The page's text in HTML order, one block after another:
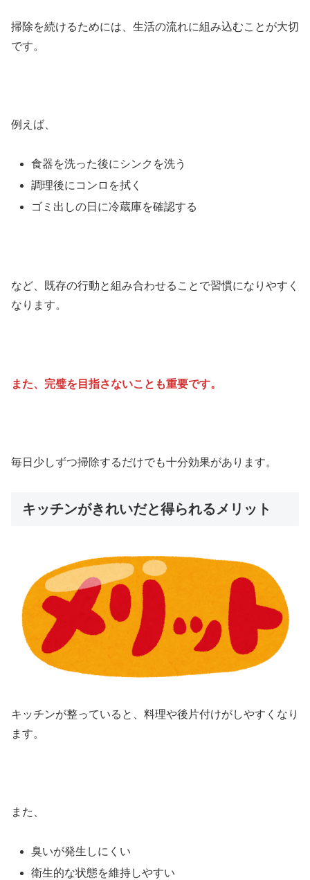
掃除を続けるためには、生活の流れに組み込むことが大切
です。
例えば、
食器を洗った後にシンクを洗う
調理後にコンロを拭く
ゴミ出しの日に冷蔵庫を確認する
など、既存の行動と組み合わせることで習慣になりやすく
なります。
また、完璧を目指さないことも重要です。
毎日少しずつ掃除するだけでも十分効果があります。
キッチンがきれいだと得られるメリット
キッチンが整っていると、料理や後片付けがしやすくなり
ます。
また、
臭いが発生しにくい
衛生的な状態を維持しやすい